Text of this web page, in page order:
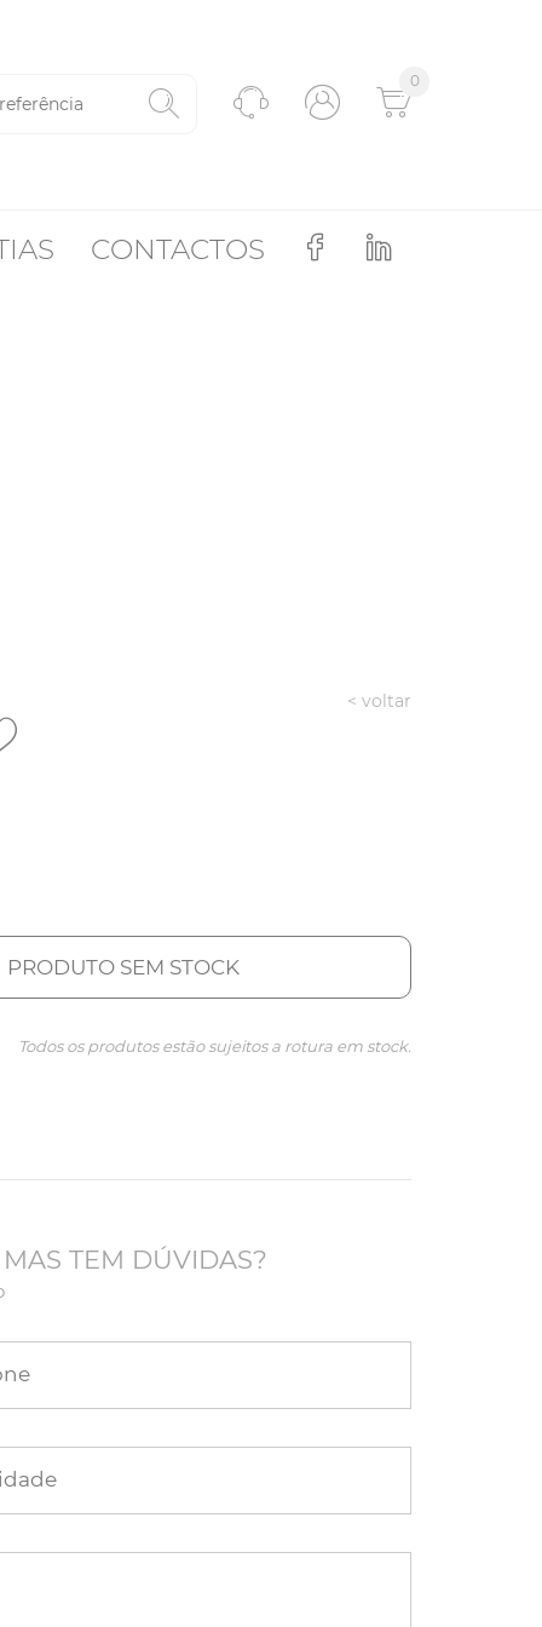
0
CONTACTOS
< voltar
PRODUTO SEM STOCK
Todos os produtos estão sujeitos a rotura em stock.
TEM DÚVIDAS?